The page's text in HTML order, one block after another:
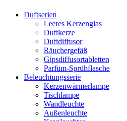
Duftserien
Leeres Kerzenglas
Duftkerze
Duftdiffusor
Räuchergefäß
Gipsdiffusortabletten
Parfüm-Sprühflasche
Beleuchtungsserie
Kerzenwärmerlampe
Tischlampe
Wandleuchte
Außenleuchte